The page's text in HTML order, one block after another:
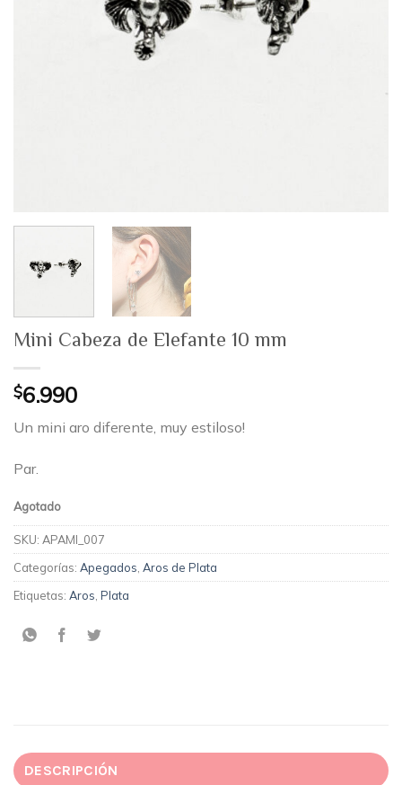
Mini Cabeza de Elefante 10 mm
$6.990
Un mini aro diferente, muy estiloso!
Par.
Agotado
SKU: APAMI_007
Categorías: Apegados Aros de Plata
Etiquetas: Aros Plata
DESCRIPCIÓN